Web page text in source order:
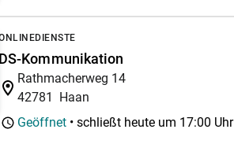
DS-Kommunikation
Rathmacherweg 14
42781
Haan
Geöffnet • schließt heute um 17:00 Uhr